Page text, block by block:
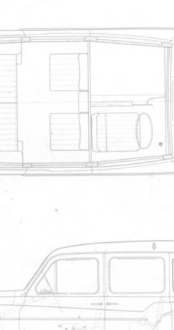
Peter
Le 06/09/2020 à 16h52
je verrais bien un Kangoo ?quip?
pour la France je verrais
France.Mais bon le tarif mon
vendent le TX5
It's not because you go faster
Depuis l'?t? dernier Royal Mail
Ce dernier ressemble